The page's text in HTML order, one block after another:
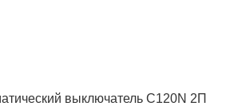
выключатель C120N 2П